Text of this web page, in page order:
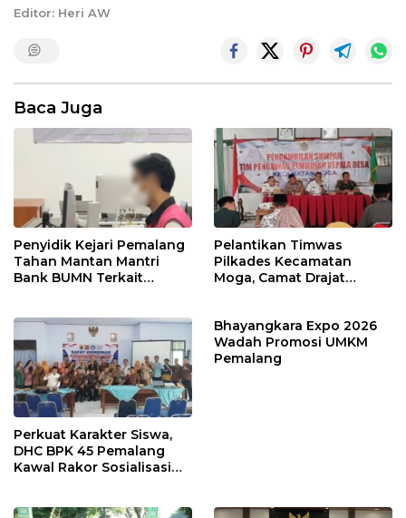
Editor: Heri AW
Baca Juga
Penyidik Kejari Pemalang
Tahan Mantan Mantri
Bank BUMN Terkait
Pelantikan Timwas
Pilkades Kecamatan
Moga, Camat Drajat
Perkuat Karakter Siswa,
DHC BPK 45 Pemalang
Kawal Rakor Sosialisasi
Bhayangkara Expo 2026
Wadah Promosi UMKM
Pemalang